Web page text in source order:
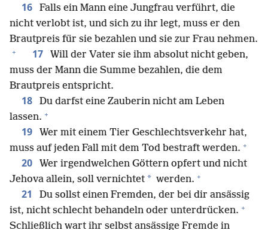
16
Falls ein Mann eine Jungfrau verführt, die
nicht verlobt ist, und sich zu ihr legt, muss er den
Brautpreis für sie bezahlen und sie zur Frau nehmen.
+ 17
Will der Vater sie ihm absolut nicht geben,
muss der Mann die Summe bezahlen, die dem
Brautpreis entspricht.
18
Du darfst eine Zauberin nicht am Leben
lassen. +
19
Wer mit einem Tier Geschlechtsverkehr hat,
muss auf jeden Fall mit dem Tod bestraft werden. +
20
Wer irgendwelchen Göttern opfert und nicht
Jehova allein, soll vernichtet * werden. +
21
Du sollst einen Fremden, der bei dir ansässig
ist, nicht schlecht behandeln oder unterdrücken. +
Schließlich wart ihr selbst ansässige Fremde in